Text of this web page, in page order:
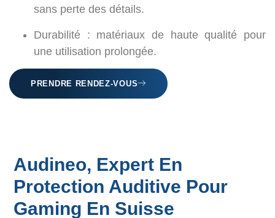
sans perte des détails.
Durabilité : matériaux de haute qualité pour
une utilisation prolongée.
PRENDRE RENDEZ-VOUS
Audineo, Expert En
Protection Auditive Pour
Gaming En Suisse